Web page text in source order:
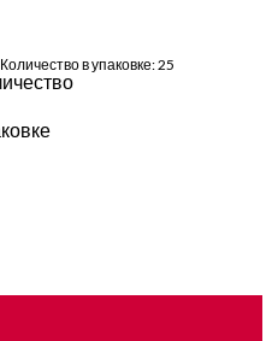
Количество в упаковке: 25